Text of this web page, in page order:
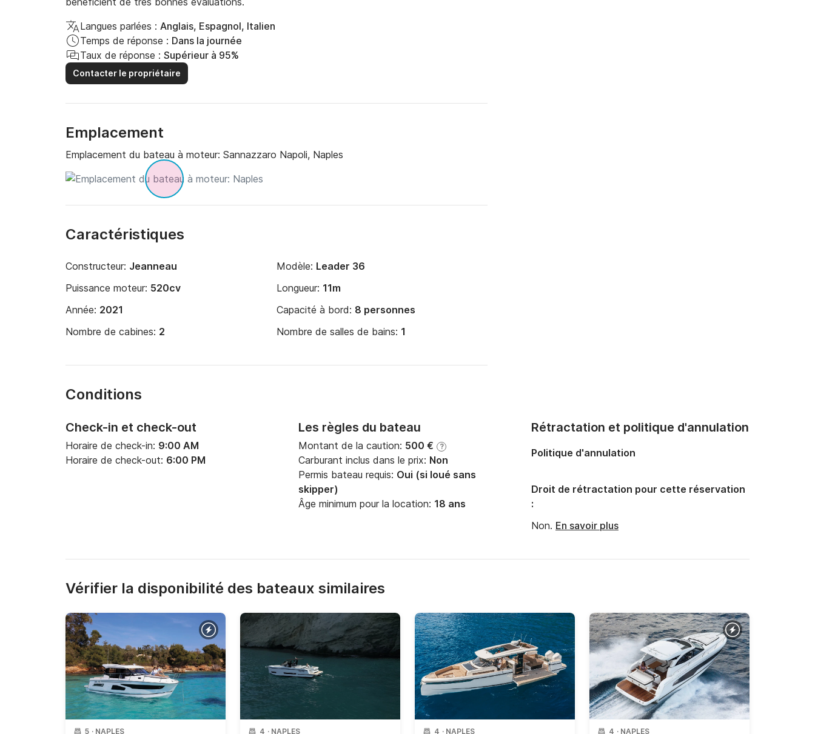
Langues parlées : Anglais, Espagnol, Italien
Temps de réponse : Dans la journée
Taux de réponse : Supérieur à 95%
Contacter le propriétaire
Emplacement
Emplacement du bateau à moteur: Sannazzaro Napoli, Naples
Caractéristiques
Constructeur: Jeanneau Modèle: Leader 36
Puissance moteur: 520cv Longueur: 11m
Année: 2021 Capacité à bord: 8 personnes
Nombre de cabines: 2 Nombre de salles de bains: 1
Conditions
Check-in et check-out
Horaire de check-in: 9:00 AM
Horaire de check-out: 6:00 PM
Les règles du bateau
Montant de la caution: 500 € ?
Carburant inclus dans le prix: Non
Permis bateau requis: Oui (si loué sans
skipper)
Âge minimum pour la location: 18 ans
Rétractation et politique d'annulation
Politique d'annulation
Droit de rétractation pour cette réservation
:
Non. En savoir plus
Vérifier la disponibilité des bateaux similaires
5 · NAPLES 4 · NAPLES 4 · NAPLES 4 · NAPLES